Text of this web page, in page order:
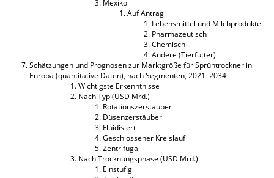
Mexiko
Auf Antrag
Lebensmittel und Milchprodukte
Pharmazeutisch
Chemisch
Andere (Tierfutter)
Schätzungen und Prognosen zur Marktgröße für Sprühtrockner in
Europa (quantitative Daten), nach Segmenten, 2021–2034
Wichtigste Erkenntnisse
Nach Typ (USD Mrd.)
Rotationszerstäuber
Düsenzerstäuber
Fluidisiert
Geschlossener Kreislauf
Zentrifugal
Nach Trocknungsphase (USD Mrd.)
Einstufig